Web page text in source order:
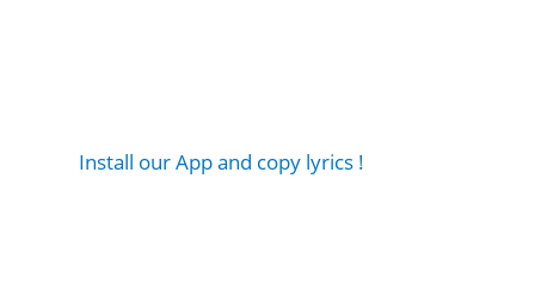
Install our App and copy lyrics !